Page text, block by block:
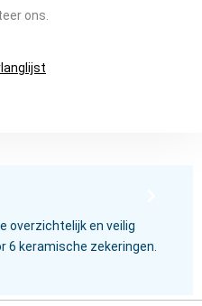
ons.
overzichtelijk en veilig
6 keramische zekeringen.